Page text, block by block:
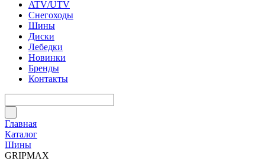
ATV/UTV
Снегоходы
Шины
Диски
Лебедки
Новинки
Бренды
Контакты
Главная
Каталог
Шины
GRIPMAX